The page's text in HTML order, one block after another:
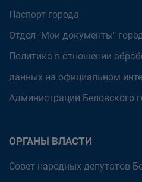
Паспорт города
Отдел "Мои документы"
Политика в отношении
данных на официальном
Администрации Беловского
ОРГАНЫ ВЛАСТИ
Совет народных депутатов